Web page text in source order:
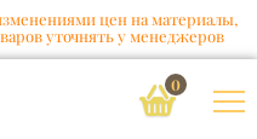
цен на материалы,
уточнять у менеджеров
0